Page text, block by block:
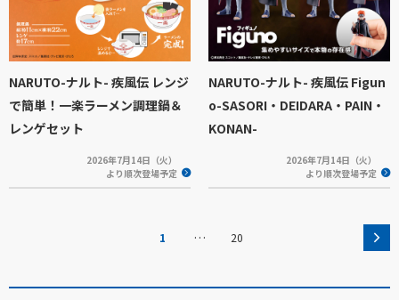
NARUTO-ナルト- 疾風伝 レンジ
で簡単！一楽ラーメン調理鍋＆
レンゲセット
2026年7月14日（火）
より順次登場予定
NARUTO-ナルト- 疾風伝 Figun
o-SASORI・DEIDARA・PAIN・
KONAN-
2026年7月14日（火）
より順次登場予定
1 … 20